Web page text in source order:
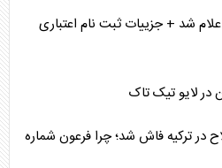
جدید است؟
تثبیت معادلات
برزیل
شد + جزییات ثبت نام اعتباری
در لایو تیک تاک
در ترکیه فاش شد؛ چرا فرعون شماره